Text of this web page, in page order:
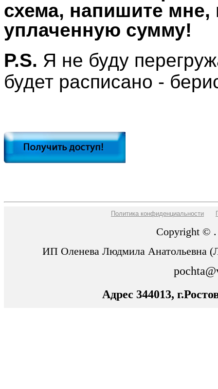
схема, напишите
уплаченную сумму!
P.S. Я не буду
будет расписано -
Политика конфиденциальности
Copyright ©
ИП Оленева Людмила Анатольевна
Адрес 344013,